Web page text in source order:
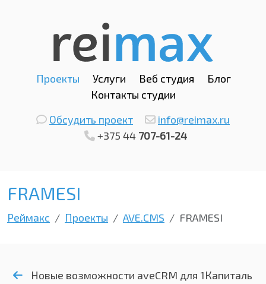
Проекты Услуги Веб студия
Блог
Контакты студии
Обсудить проект
info@reimax.ru
+375 44 707-61-24
FRAMESI
Реймакс Проекты AVE.CMS FRAMESI
Новые возможности aveCRM для 1Капиталь